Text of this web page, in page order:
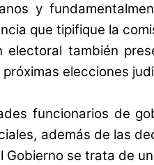
y
que tipifique la
electoral también
elecciones
funcionarios de
además de las
se trata de